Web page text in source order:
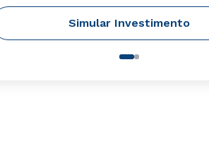
Simular Investimento